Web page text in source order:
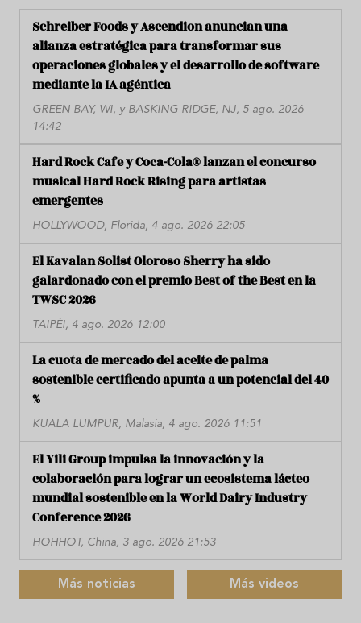
Schreiber Foods y Ascendion anuncian una
alianza estratégica para transformar sus
operaciones globales y el desarrollo de software
mediante la IA agéntica
GREEN BAY, WI, y BASKING RIDGE, NJ, 5 ago. 2026
14:42
Hard Rock Cafe y Coca-Cola® lanzan el concurso
musical Hard Rock Rising para artistas
emergentes
HOLLYWOOD, Florida, 4 ago. 2026 22:05
El Kavalan Solist Oloroso Sherry ha sido
galardonado con el premio Best of the Best en la
TWSC 2026
TAIPÉI, 4 ago. 2026 12:00
La cuota de mercado del aceite de palma
sostenible certificado apunta a un potencial del 40
%
KUALA LUMPUR, Malasia, 4 ago. 2026 11:51
El Yili Group impulsa la innovación y la
colaboración para lograr un ecosistema lácteo
mundial sostenible en la World Dairy Industry
Conference 2026
HOHHOT, China, 3 ago. 2026 21:53
Más noticias Más videos